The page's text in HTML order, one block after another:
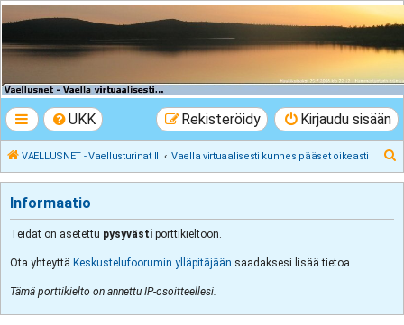
VAELLUSNET -
Vaellusturinat II
UKK Kirjaudu sisään
Rekisteröidy
VAELLUSNET - Vaellusturinat II Vaella virtuaalisesti kunnes pääset oikeasti
Informaatio
Teidät on asetettu pysyvästi porttikieltoon.
Ota yhteyttä Keskustelufoorumin ylläpitäjään saadaksesi lisää tietoa.
Tämä porttikielto on annettu IP-osoitteellesi.